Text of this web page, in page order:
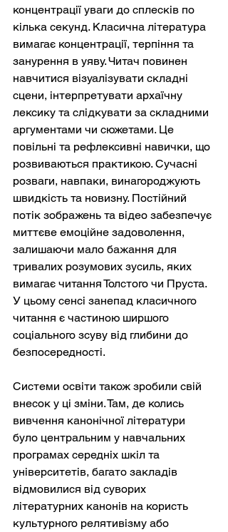
концентрації уваги до сплесків по
кілька секунд. Класична література
вимагає концентрації, терпіння та
занурення в уяву. Читач повинен
навчитися візуалізувати складні
сцени, інтерпретувати архаїчну
лексику та слідкувати за складними
аргументами чи сюжетами. Це
повільні та рефлексивні навички, що
розвиваються практикою. Сучасні
розваги, навпаки, винагороджують
швидкість та новизну. Постійний
потік зображень та відео забезпечує
миттєве емоційне задоволення,
залишаючи мало бажання для
тривалих розумових зусиль, яких
вимагає читання Толстого чи Пруста.
У цьому сенсі занепад класичного
читання є частиною ширшого
соціального зсуву від глибини до
безпосередності.
Системи освіти також зробили свій
внесок у ці зміни. Там, де колись
вивчення канонічної літератури
було центральним у навчальних
програмах середніх шкіл та
університетів, багато закладів
відмовилися від суворих
літературних канонів на користь
культурного релятивізму або